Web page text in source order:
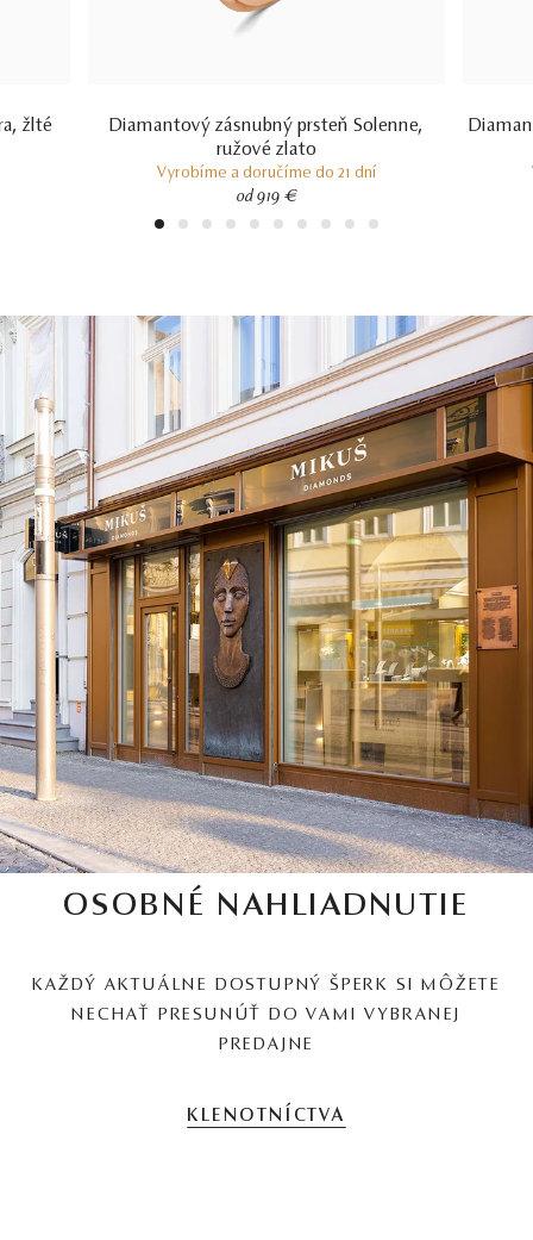
žlté
Diamantový zásnubný prsteň Solenne,
ružové zlato
Vyrobíme a doručíme do 21 dní
od 919 €
1 2 3 4 5 6 7 8 9 10
OSOBNÉ NAHLIADNUTIE
KAŽDÝ AKTUÁLNE DOSTUPNÝ ŠPERK SI MÔŽETE
NECHAŤ PRESUNÚŤ DO VAMI VYBRANEJ
PREDAJNE
KLENOTNÍCTVA